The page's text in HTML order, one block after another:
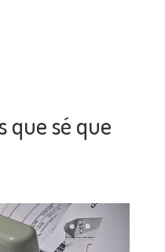
que sé que